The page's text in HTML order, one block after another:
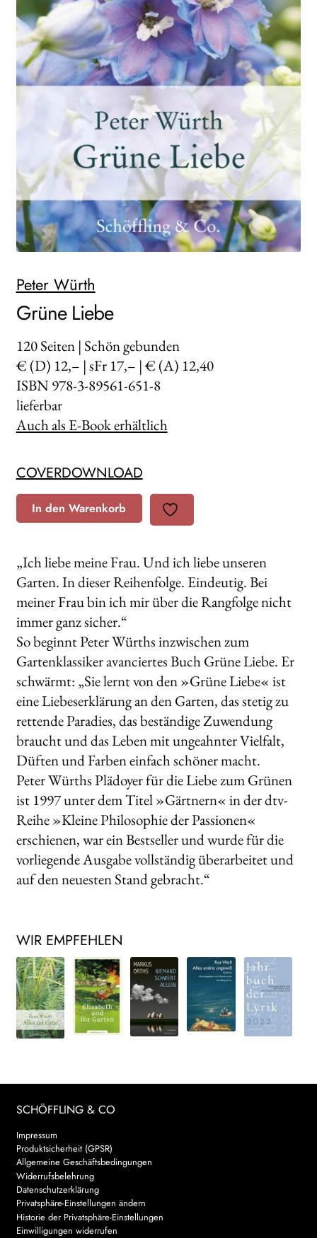
AKTUELLES
NEWSLETTER
WEITERE VERLAGE
Search:
Peter Würth
Grüne Liebe
120Seiten | Schön gebunden
€ (D) 12,– | sFr 17,– | € (A) 12,40
ISBN 978-3-89561-651-8
lieferbar
Auch als E-Book erhältlich
COVERDOWNLOAD
In den Warenkorb
„Ich liebe meine Frau. Und ich liebe unseren
Garten. In dieser Reihenfolge. Eindeutig. Bei
meiner Frau bin ich mir über die Rangfolge nicht
immer ganz sicher.“
So beginnt Peter Würths inzwischen zum
Gartenklassiker avanciertes Buch Grüne Liebe. Er
schwärmt: „Sie lernt von den »Grüne Liebe« ist
eine Liebeserklärung an den Garten, das stetig zu
rettende Paradies, das beständige Zuwendung
braucht und das Leben mit ungeahnter Vielfalt,
Düften und Farben einfach schöner macht.
Peter Würths Plädoyer für die Liebe zum Grünen
ist 1997 unter dem Titel »Gärtnern« in der dtv-
Reihe »Kleine Philosophie der Passionen«
erschienen, war ein Bestseller und wurde für die
vorliegende Ausgabe vollständig überarbeitet und
auf den neuesten Stand gebracht.“
WIR EMPFEHLEN
SCHÖFFLING & CO
Impressum
Produktsicherheit (GPSR)
Allgemeine Geschäftsbedingungen
Widerrufsbelehrung
Datenschutzerklärung
Privatsphäre-Einstellungen ändern
Historie der Privatsphäre-Einstellungen
Einwilligungen widerrufen